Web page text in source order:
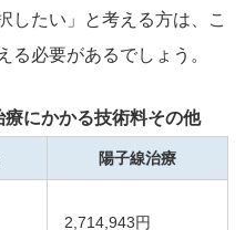
したい」と考える方は、こ
る必要があるでしょう。
にかかる技術料その他
陽子線治療
2,714,943円